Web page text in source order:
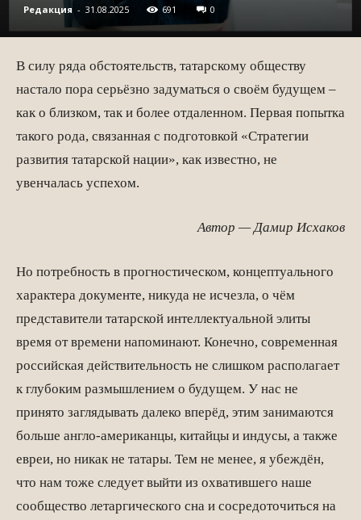
Редакция - 31.08.2025 691 0
В силу ряда обстоятельств, татарскому обществу
настало пора серьёзно задуматься о своём будущем –
как о близком, так и более отдаленном. Первая попытка
такого рода, связанная с подготовкой «Стратегии
развития татарской нации», как известно, не
увенчалась успехом.
Автор — Дамир Исхаков
Но потребность в прогностическом, концептуального
характера документе, никуда не исчезла, о чём
представители татарской интеллектуальной элиты
время от времени напоминают. Конечно, современная
российская действительность не слишком располагает
к глубоким размышлением о будущем. У нас не
принято заглядывать далеко вперёд, этим занимаются
больше англо-американцы, китайцы и индусы, а также
евреи, но никак не татары. Тем не менее, я убеждён,
что нам тоже следует выйти из охватившего наше
сообщество летаргического сна и сосредоточиться на